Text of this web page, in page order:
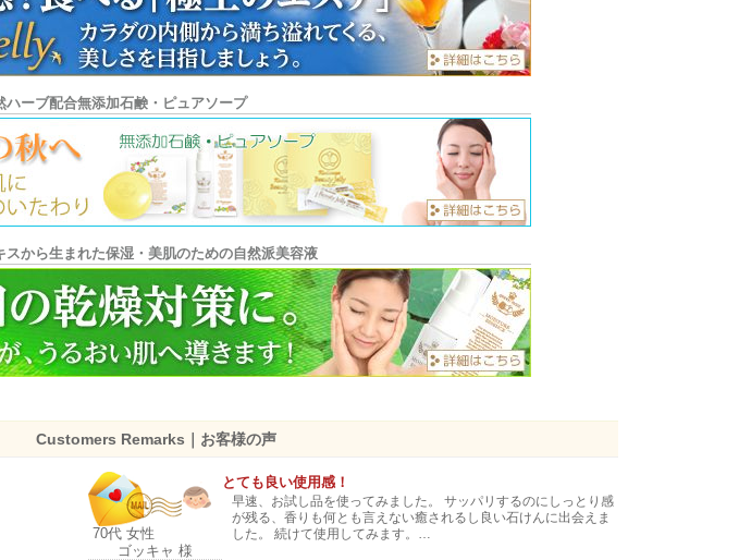
】 2026/5/23(土)
ース
は 202
ン】 2026/5/9(土) 20:00
ース
は 202
】 2026/4/24(金)
ース
】 2026/4/14(火)
ース
は 202
】 2026/4/4(土) 20:00
ース
は 202
ン】 2026/3/4(水) 20:00
美容と健康に役立つ天然の有効成分‐②アロエベラの保
湿効果
2019/10/16
コラム
乾燥した季節の肌荒れに「アロエベラ」成分
殺菌効果
2019/03/05
風邪予防の手洗いに殺菌作用のある「マヌカ
無添加石鹸で洗う湿疹予防！「赤ちゃんエステ」看護
師レポート
2018/09/25
ブログ
ツバメの巣には母乳と同じ免疫成分が
2018/06/27
ブログ
知ってましたか？ 母乳には免疫成分が
「ツバメの巣サプリ・ビューティゼリー」は飲みやす
いんです！
2018/01/18
寒暖や湿度の差があり過ぎで体調が悪い・・
ヨーロッパで「無添加石鹸・ピュアソープ」が活躍！
2017/10/17
ブログ
ハーブ配合無添加石鹸・ピュアソープ
スから生まれた保湿・美肌のための自然派美容液
Customers Remarks｜お客様の声
70代 女性
ゴッキャ 様
とても良い使用感！
早速、お試し品を使ってみました。 サッパリするのにしっとり感
が残る、香りも何とも言えない癒されるし良い石けんに出会えま
した。 続けて使用してみます。…